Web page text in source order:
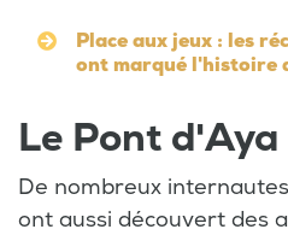
Place aux jeux : les
ont marqué l'histoire
Le Pont d'Aya
De nombreux
ont aussi découvert des